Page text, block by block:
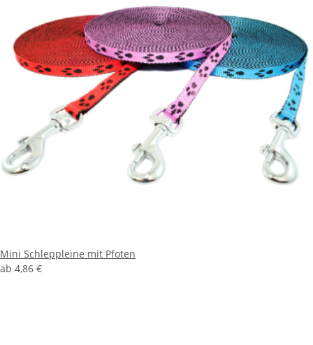
Mini Schleppleine mit Pfoten
ab 4,86 €